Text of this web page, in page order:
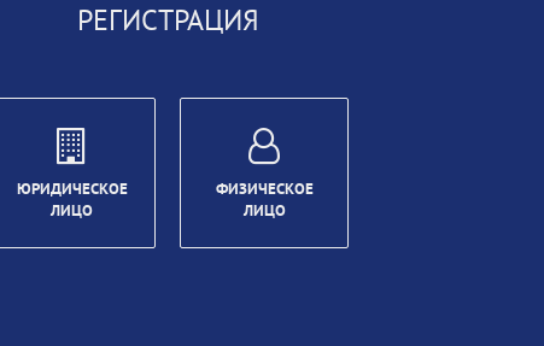
РЕГИСТРАЦИЯ
ЮРИДИЧЕСКОЕ
ЛИЦО
ФИЗИЧЕСКОЕ
ЛИЦО